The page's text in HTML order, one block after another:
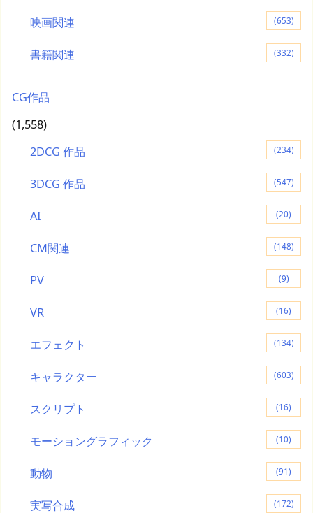
映画関連 (653)
書籍関連 (332)
CG作品
(1,558)
2DCG 作品
(234)
3DCG 作品 (547)
AI (20)
CM関連 (148)
PV (9)
VR (16)
エフェクト (134)
キャラクター (603)
スクリプト (16)
モーショングラフィック (10)
動物 (91)
実写合成 (172)